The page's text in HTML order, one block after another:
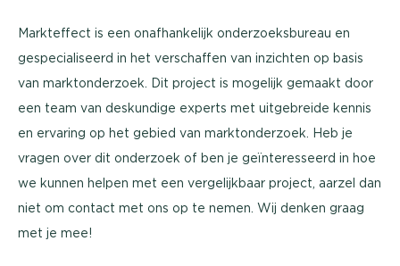
Markteffect is een onafhankelijk onderzoeksbureau en
gespecialiseerd in het verschaffen van inzichten op basis
van marktonderzoek. Dit project is mogelijk gemaakt door
een team van deskundige experts met uitgebreide kennis
en ervaring op het gebied van marktonderzoek. Heb je
vragen over dit onderzoek of ben je geïnteresseerd in hoe
we kunnen helpen met een vergelijkbaar project, aarzel dan
niet om contact met ons op te nemen. Wij denken graag
met je mee!